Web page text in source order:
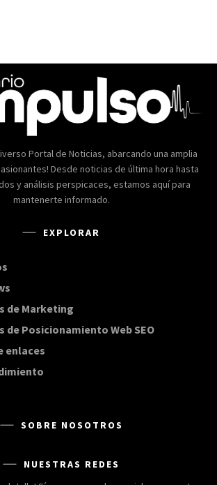
Portal de Noticias, abarcando una amplia
Desde noticias de última hora hasta
y análisis perspicaces, estamos aquí para
mantenerte informado.
EXPLORAR
de Marketing
de Posicionamiento Web SEO20
enlaces
SOBRE NOSOTROS
NUESTRAS REDES